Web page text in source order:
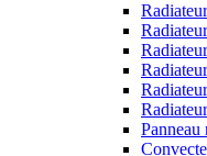
Panneau